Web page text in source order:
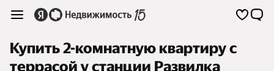
Купить 2-комнатную квартиру с
террасой у станции Развилка